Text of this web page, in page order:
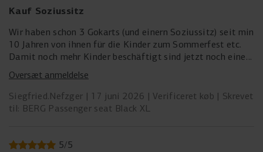
Kauf Soziussitz
Wir haben schon 3 Gokarts (und einern Soziussitz) seit min
10 Jahren von ihnen für die Kinder zum Sommerfest etc.
Damit noch mehr Kinder beschäftigt sind jetzt noch einen
Soziussitz dazugekauft. Ihre Ware ist sehr gut und
unverwüstlich. Das eizige Manko sind die schlauchlosen
Reifen, weil nach einiger Zeit die Luft nicht mehr lange
drin bleibt.
Oversæt anmeldelse
Siegfried.Nefzger
17 juni 2026 Verificeret køb
Skrevet
til: BERG Passenger seat Black XL
5/5